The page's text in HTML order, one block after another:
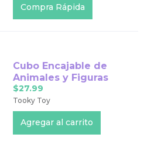
Compra Rápida
Cubo Encajable de
Animales y Figuras
$27.99
Tooky Toy